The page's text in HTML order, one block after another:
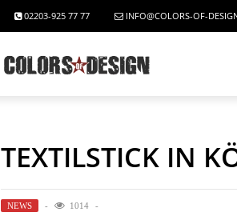
02203-925 77 77 INFO@COLORS-OF-
TEXTILSTICK IN
NEWS 1014